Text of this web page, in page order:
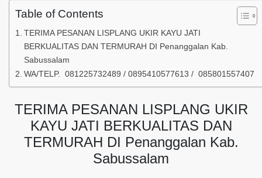
Table of Contents
TERIMA PESANAN LISPLANG UKIR KAYU JATI
BERKUALITAS DAN TERMURAH DI Penanggalan Kab.
Sabussalam
WA/TELP. 081225732489 / 0895410577613 / 085801557407
TERIMA PESANAN LISPLANG UKIR
KAYU JATI BERKUALITAS DAN
TERMURAH DI Penanggalan Kab.
Sabussalam